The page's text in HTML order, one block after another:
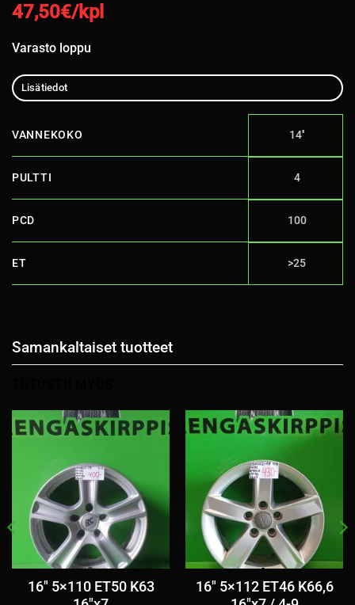
47,50€/kpl
Varasto loppu
Lisätiedot
VANNEKOKO 14''
PULTTI 4
PCD 100
ET >25
Samankaltaiset tuotteet
16″ 5×110 ET50 K63
16″ 5×112 ET46 K66,6